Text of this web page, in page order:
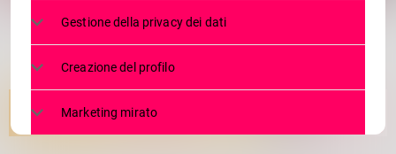
Gestione della privacy dei dati
Creazione del profilo
Marketing mirato